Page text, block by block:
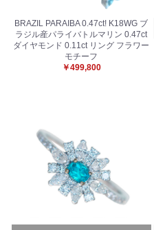
BRAZIL PARAIBA 0.47ct! K18WG ブ
ラジル産パライバトルマリン 0.47ct
ダイヤモンド 0.11ct リング フラワー
モチーフ
￥499,800